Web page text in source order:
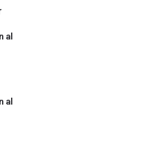
al
al